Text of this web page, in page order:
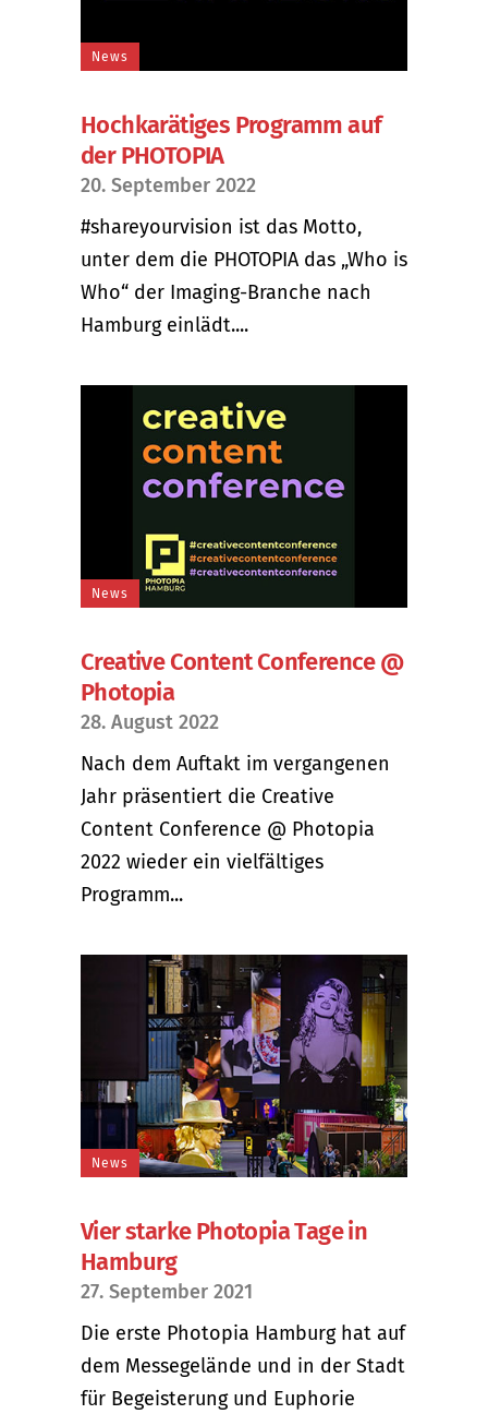
News
Hochkarätiges Programm auf
der PHOTOPIA
20. September 2022
#shareyourvision ist das Motto,
unter dem die PHOTOPIA das „Who is
Who“ der Imaging-Branche nach
Hamburg einlädt....
News
Creative Content Conference @
Photopia
28. August 2022
Nach dem Auftakt im vergangenen
Jahr präsentiert die Creative
Content Conference @ Photopia
2022 wieder ein vielfältiges
Programm...
News
Vier starke Photopia Tage in
Hamburg
27. September 2021
Die erste Photopia Hamburg hat auf
dem Messegelände und in der Stadt
für Begeisterung und Euphorie